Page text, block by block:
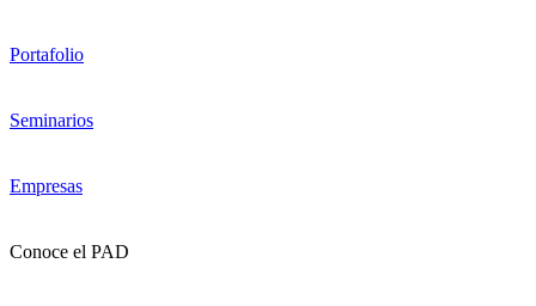
Portafolio
Seminarios
Empresas
Conoce el PAD